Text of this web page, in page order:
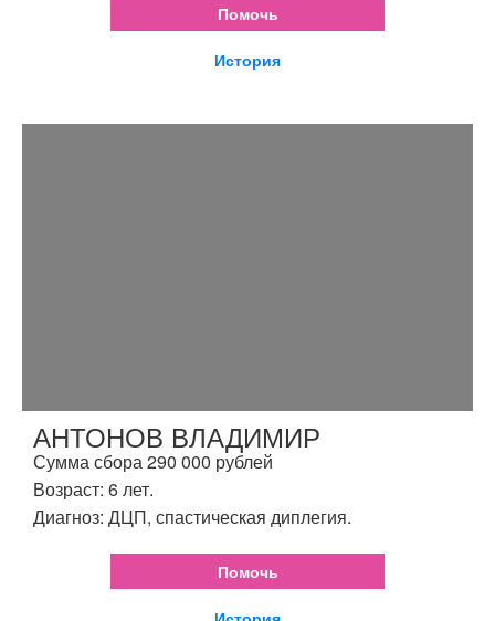
Помочь
История
АНТОНОВ ВЛАДИМИР
Сумма сбора 290 000 рублей
Возраст: 6 лет.
Диагноз: ДЦП, спастическая диплегия.
Помочь